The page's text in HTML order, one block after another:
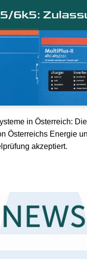
in Österreich:
Österreichs Energie
akzeptiert.